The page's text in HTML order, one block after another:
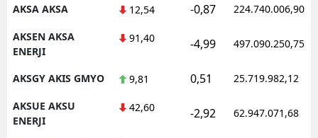
AKSA AKSA 12,54 -0,87 224.740.006,90
AKSEN AKSA
ENERJI
91,40 -4,99 497.090.250,75
AKSGY AKIS GMYO 9,81 0,51 25.719.982,12
AKSUE AKSU
ENERJI
42,60 -2,92 62.947.071,68